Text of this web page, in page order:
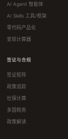
AI Agent 智能体
AI Skills 工具/框架
零代码产品化
变现计算器
签证与合规
签证矩阵
政策追踪
社保计算
多国税务
政策解读